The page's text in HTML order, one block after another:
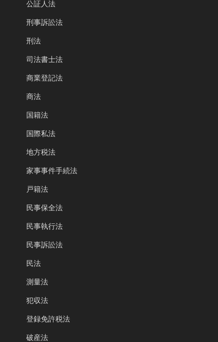
公証人法
刑事訴訟法
刑法
司法書士法
商業登記法
商法
国籍法
国際私法
地方税法
家事事件手続法
戸籍法
民事保全法
民事執行法
民事訴訟法
民法
測量法
犯収法
登録免許税法
破産法